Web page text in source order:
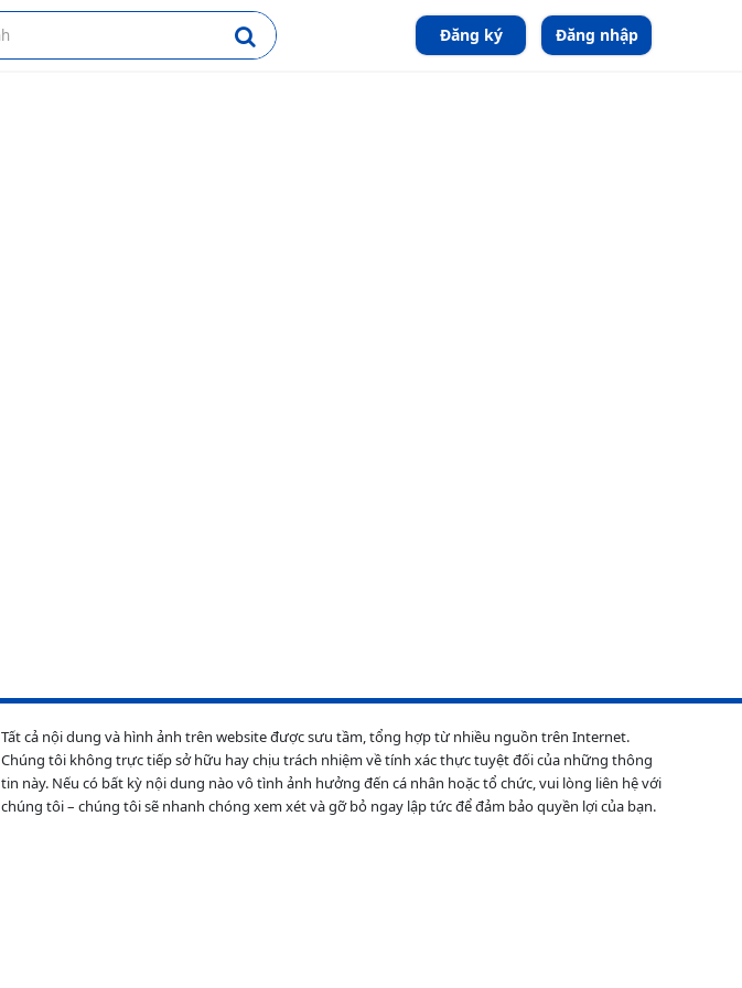
Đăng ký Đăng nhập
Tất cả nội dung và hình ảnh trên website được sưu tầm, tổng hợp từ nhiều nguồn trên Internet.
Chúng tôi không trực tiếp sở hữu hay chịu trách nhiệm về tính xác thực tuyệt đối của những thông
tin này. Nếu có bất kỳ nội dung nào vô tình ảnh hưởng đến cá nhân hoặc tổ chức, vui lòng liên hệ với
chúng tôi – chúng tôi sẽ nhanh chóng xem xét và gỡ bỏ ngay lập tức để đảm bảo quyền lợi của bạn.